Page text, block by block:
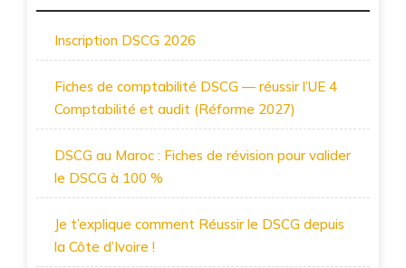
Inscription DSCG 2026
Fiches de comptabilité DSCG — réussir l’UE 4
Comptabilité et audit (Réforme 2027)
DSCG au Maroc : Fiches de révision pour valider
le DSCG à 100 %
Je t’explique comment Réussir le DSCG depuis
la Côte d’Ivoire !